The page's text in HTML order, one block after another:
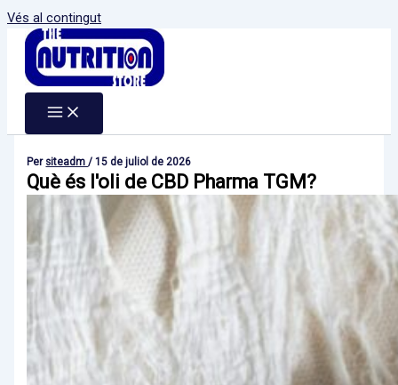
Vés al contingut
Per siteadm/15 de juliol de 2026
Què és l'oli de CBD Pharma TGM?